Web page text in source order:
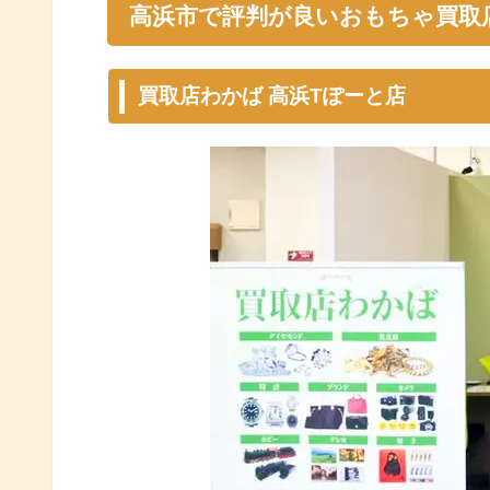
高浜市で評判が良いおもちゃ買取
買取店わかば 高浜Tぽーと店